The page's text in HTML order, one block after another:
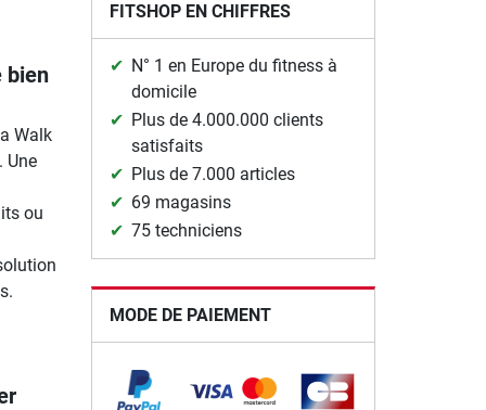
bien
Walk
Une
ou
FITSHOP EN CHIFFRES
N° 1 en Europe du fitness à
domicile
Plus de 4.000.000 clients
satisfaits
Plus de 7.000 articles
69 magasins
75 techniciens
MODE DE PAIEMENT